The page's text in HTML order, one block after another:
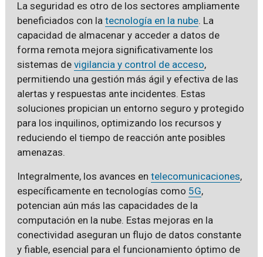
La seguridad es otro de los sectores ampliamente
beneficiados con la tecnología en la nube. La
capacidad de almacenar y acceder a datos de
forma remota mejora significativamente los
sistemas de vigilancia y control de acceso,
permitiendo una gestión más ágil y efectiva de las
alertas y respuestas ante incidentes. Estas
soluciones propician un entorno seguro y protegido
para los inquilinos, optimizando los recursos y
reduciendo el tiempo de reacción ante posibles
amenazas.
Integralmente, los avances en telecomunicaciones,
específicamente en tecnologías como 5G,
potencian aún más las capacidades de la
computación en la nube. Estas mejoras en la
conectividad aseguran un flujo de datos constante
y fiable, esencial para el funcionamiento óptimo de